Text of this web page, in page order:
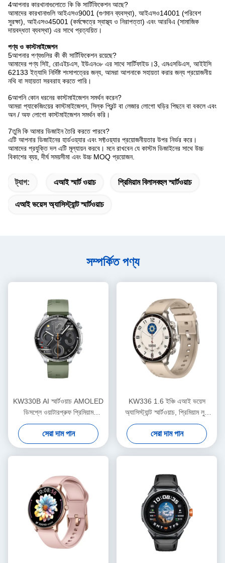
4আপনার কারখানাগুলোতে কি কি সার্টিফিকেশন আছে?
আমাদের কারখানাগুলি আইএসও9001 (গুণমান ব্যবস্থা), আইএসও14001 (পরিবেশ
সুরক্ষা), আইএসও45001 (কর্মক্ষেত্রে স্বাস্থ্য ও নিরাপত্তা) এবং আরবিএ (সামাজিক
দায়বদ্ধতা ব্যবস্থা) এর সাথে প্রত্যয়িত।
পণ্য ও কাস্টমাইজেশন
5আপনার পণ্যগুলির কী কী সার্টিফিকেশন রয়েছে?
আমাদের পণ্য সিই, রোএইচএস, ইউএন৩৮ এর সাথে সার্টিফাইড।3, এমএসডিএস, আইইসি
62133 ইত্যাদি নির্দিষ্ট শংসাপত্রের জন্য, আমরা আপনাকে সহায়তা করার জন্য প্রয়োজনীয়
নথি বা সহায়তা সরবরাহ করতে পারি।
6আপনি কোন ধরনের কাস্টমাইজেশন সমর্থন করেন?
আমরা প্যাকেজিংয়ের কাস্টমাইজেশন, সিল্ক প্রিন্ট বা লেজার লোগো ঘড়ির পিছনে বা বকলে এবং
অন / অফ লোগো কাস্টমাইজেশন সমর্থন করি।
7তুমি কি আমার ডিজাইন তৈরি করতে পারবে?
এটি আপনার ডিজাইনের হার্ডওয়্যার এবং সফ্টওয়্যার প্রয়োজনীয়তার উপর নির্ভর করে।
আমাদের প্রযুক্তি দল এটি মূল্যায়ন করবে। মনে রাখবেন যে কাস্টম ডিজাইনের সাথে উচ্চ
বিকাশের ব্যয়, দীর্ঘ সময়সীমা এবং উচ্চ MOQ প্রয়োজন.
ট্যাগ: এআই স্মার্ট ওয়াচ প্রিমিয়াম বিলাসবহুল স্মার্টওয়াচ
এআই ভয়েস অ্যাসিস্ট্যান্ট স্মার্টওয়াচ
সম্পর্কিত পণ্য
KW330B AI স্মার্টওয়াচ AMOLED
ডিসপ্লে ওয়াটারপ্রুফ প্রিমিয়াম
বিলাসবহুল স্মার্টওয়াচ ১.৬ ইঞ্চি
সেরা দাম পান
KW336 1.6 ইঞ্চি এআই ভয়েস
অ্যাসিস্ট্যান্ট স্মার্টওয়াচ, প্রিমিয়াম লুক
স্মার্টওয়াচ ব্লুটুথ কলিং
সেরা দাম পান